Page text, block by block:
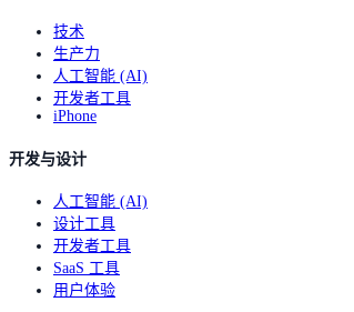
技术
生产力
人工智能 (AI)
开发者工具
iPhone
开发与设计
人工智能 (AI)
设计工具
开发者工具
SaaS 工具
用户体验